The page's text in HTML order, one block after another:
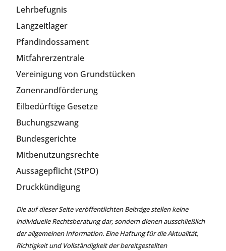
Lehrbefugnis
Langzeitlager
Pfandindossament
Mitfahrerzentrale
Vereinigung von Grundstücken
Zonenrandförderung
Eilbedürftige Gesetze
Buchungszwang
Bundesgerichte
Mitbenutzungsrechte
Aussagepflicht (StPO)
Druckkündigung
Die auf dieser Seite veröffentlichten Beiträge stellen keine
individuelle Rechtsberatung dar, sondern dienen ausschließlich
der allgemeinen Information. Eine Haftung für die Aktualität,
Richtigkeit und Vollständigkeit der bereitgestellten